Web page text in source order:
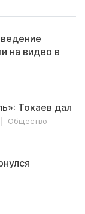
на видео в
Токаев дал
Общество